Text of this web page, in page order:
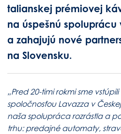
talianskej prémiovej
na úspešnú
a zahajujú nové
na Slovensku.
„Pred 20-timi rokmi sme
spoločnosťou Lavazza v
naša spolupráca rozrástla a
trhu: predajné automaty,